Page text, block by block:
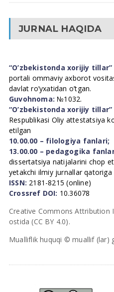
JURNAL HAQIDA
“O’zbekistonda xorijiy tillar”
portali ommaviy axborot
davlat ro’yxatidan o’tgan.
Guvohnoma: №1032.
“O’zbekistonda xorijiy tillar”
Respublikasi Oliy attestatsiya
etilgan
10.00.00 – filologiya fanlari;
13.00.00 – pedagogika
dissertatsiya natijalarini chop
yetakchi ilmiy jurnallar qatoriga
ISSN: 2181-8215 (online)
Crossref DOI: 10.36078
Creative Commons Attribution
ostida (CC BY 4.0).
Mualliflik huquqi © muallif (lar)